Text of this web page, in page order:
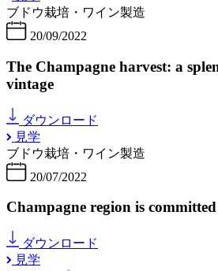
ブドウ栽培・ワイン製造
20/09/2022
The Champagne harvest: a
vintage
ダウンロード
見学
ブドウ栽培・ワイン製造
20/07/2022
Champagne region is
ダウンロード
見学